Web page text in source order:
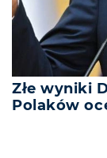
Złe wyniki
Polaków